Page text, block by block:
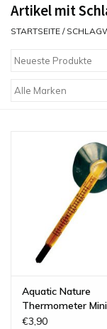
Einrichten & Gestalten
Zubehör & Nützliches
Do!aqua
ADA Amano
Artikel mit
STARTSEITE /
Aquatic Nature
Thermometer Mini
€3,90